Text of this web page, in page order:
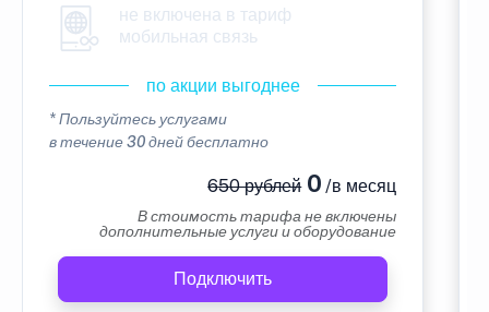
не включена в тариф
мобильная связь
по акции выгоднее
* Пользуйтесь услугами
в течение 30 дней бесплатно
650 рублей0 /в месяц
В стоимость тарифа не включены
дополнительные услуги и оборудование
Подключить